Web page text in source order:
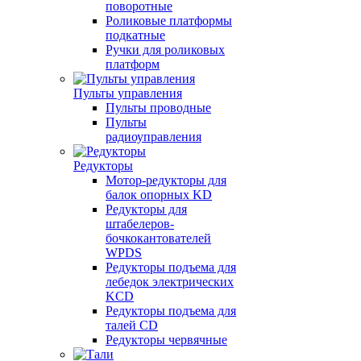
поворотные
Роликовые платформы
подкатные
Ручки для роликовых
платформ
Пульты управления
Пульты проводные
Пульты
радиоуправления
Редукторы
Мотор-редукторы для
балок опорных KD
Редукторы для
штабелеров-
бочкокантователей
WPDS
Редукторы подъема для
лебедок электрических
KCD
Редукторы подъема для
талей CD
Редукторы червячные